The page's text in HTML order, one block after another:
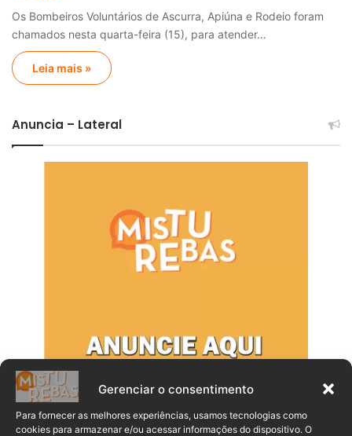
Gerenciar o consentimento
Para fornecer as melhores experiências, usamos tecnologias como
cookies para armazenar e/ou acessar informações do dispositivo. O
Os Bombeiros Voluntários de Ascurra, Apiúna e Rodeio foram
chamados nesta quarta-feira (15), para atender…
Leia mais »
Anuncia – Lateral